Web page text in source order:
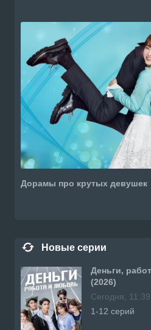
Дорамы про крутых девушек
Новые серии
Деньги,
(2026)
Сегодня, 11:39
1-12 серий